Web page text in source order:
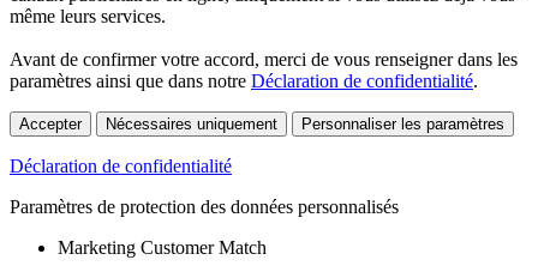
même leurs services.
Avant de confirmer votre accord, merci de vous renseigner dans les
paramètres ainsi que dans notre Déclaration de confidentialité.
Accepter Nécessaires uniquement Personnaliser les paramètres
Déclaration de confidentialité
Paramètres de protection des données personnalisés
Marketing Customer Match